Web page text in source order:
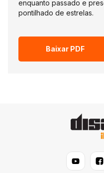
enquanto passado e
pontilhado de estrelas.
Baixar PDF